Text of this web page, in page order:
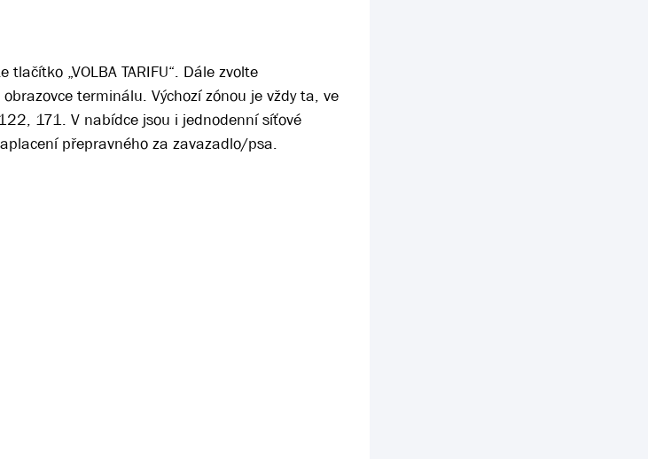
„VOLBA TARIFU“. Dále zvolte
terminálu. Výchozí zónou je vždy ta, ve
171. V nabídce jsou i jednodenní síťové
přepravného za zavazadlo/psa.